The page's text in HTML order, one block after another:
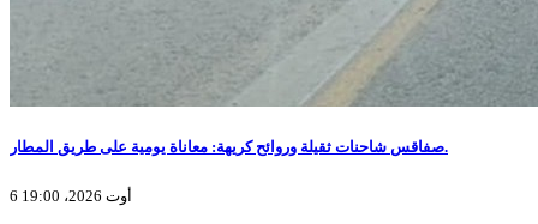
صفاقس شاحنات ثقيلة وروائح كريهة: معاناة يومية على طريق المطار.
6 أوت 2026، 19:00